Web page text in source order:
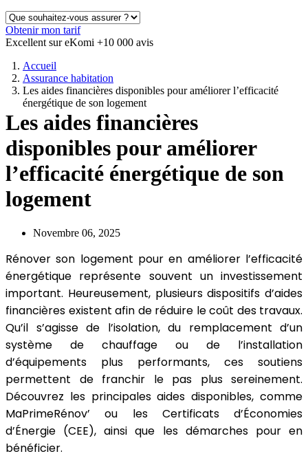
Obtenir mon tarif
Excellent sur eKomi +10 000 avis
Accueil
Assurance habitation
Les aides financières disponibles pour améliorer l’efficacité
énergétique de son logement
Les aides financières
disponibles pour améliorer
l’efficacité énergétique de son
logement
Novembre 06, 2025
Rénover son logement pour en améliorer l’efficacité
énergétique représente souvent un investissement
important. Heureusement, plusieurs dispositifs d’aides
financières existent afin de réduire le coût des travaux.
Qu’il s’agisse de l’isolation, du remplacement d’un
système de chauffage ou de l’installation
d’équipements plus performants, ces soutiens
permettent de franchir le pas plus sereinement.
Découvrez les principales aides disponibles, comme
MaPrimeRénov’ ou les Certificats d’Économies
d’Énergie (CEE), ainsi que les démarches pour en
bénéficier.